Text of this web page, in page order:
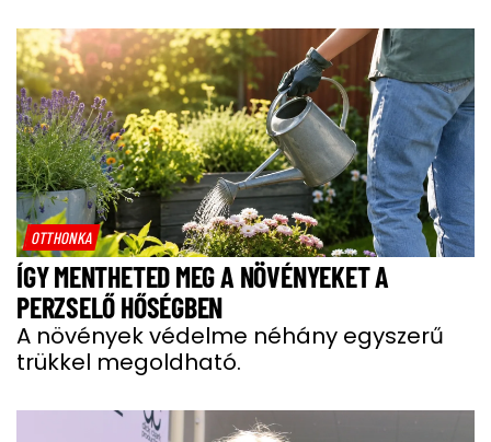
OTTHONKA
ÍGY MENTHETED MEG A NÖVÉNYEKET A
PERZSELŐ HŐSÉGBEN
A növények védelme néhány egyszerű
trükkel megoldható.